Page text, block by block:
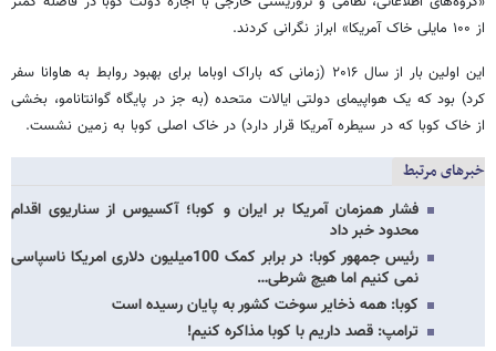
از ۱۰۰ مایلی خاک آمریکا» ابراز نگرانی کردند.
این اولین بار از سال ۲۰۱۶ (زمانی که باراک اوباما برای بهبود روابط به هاوانا سفر
کرد) بود که یک هواپیمای دولتی ایالات متحده (به جز در پایگاه گوانتانامو، بخشی
از خاک کوبا که در سیطره آمریکا قرار دارد) در خاک اصلی کوبا به زمین نشست.
خبرهای مرتبط
فشار همزمان آمریکا بر ایران و کوبا؛ آکسیوس از سناریوی اقدام
محدود خبر داد
رئیس جمهور کوبا: در برابر کمک 100میلیون دلاری امریکا ناسپاسی
نمی کنیم اما هیچ شرطی…
کوبا: همه ذخایر سوخت کشور به پایان رسیده است
ترامپ: قصد داریم با کوبا مذاکره کنیم!